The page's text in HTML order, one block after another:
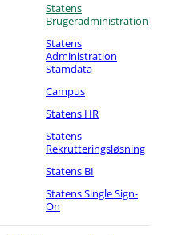
Statens
Brugeradministration
Statens
Administration
Stamdata
Campus
Statens HR
Statens
Rekrutteringsløsning
Statens BI
Statens Single Sign-
On